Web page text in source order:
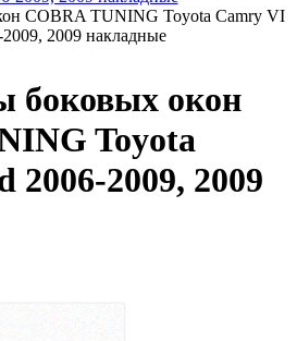
COBRA TUNING Toyota Camry VI
2009, 2009 накладные
боковых окон
Toyota
2006-2009, 2009